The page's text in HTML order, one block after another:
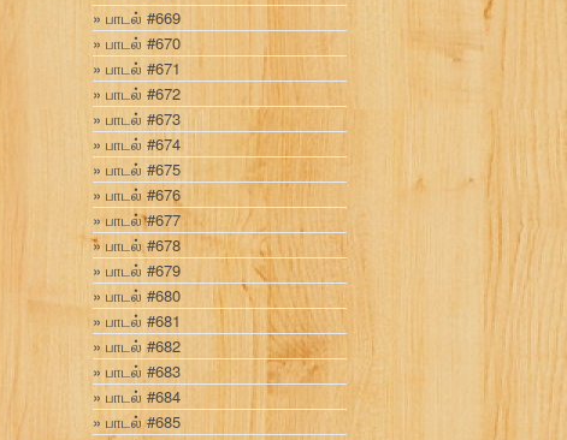
பாடல் #669
பாடல் #670
பாடல் #671
பாடல் #672
பாடல் #673
பாடல் #674
பாடல் #675
பாடல் #676
பாடல் #677
பாடல் #678
பாடல் #679
பாடல் #680
பாடல் #681
பாடல் #682
பாடல் #683
பாடல் #684
பாடல் #685